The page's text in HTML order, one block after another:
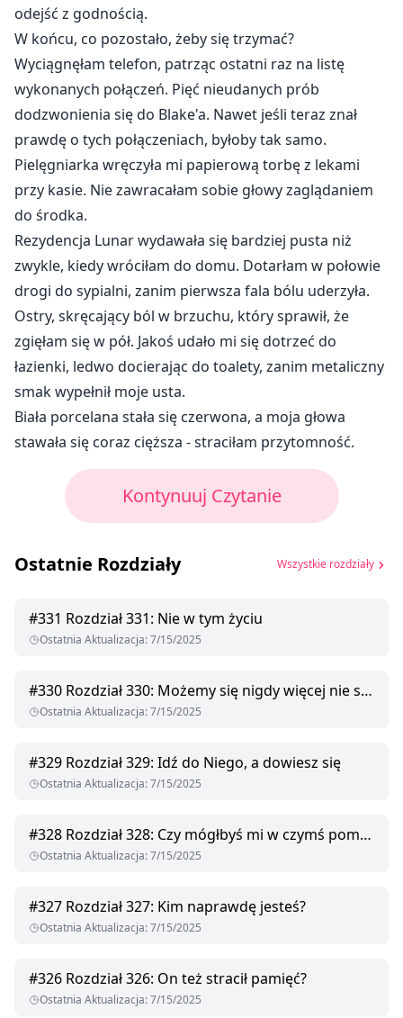
odejść z godnością.
W końcu, co pozostało, żeby się trzymać?
Wyciągnęłam telefon, patrząc ostatni raz na listę
wykonanych połączeń. Pięć nieudanych prób
dodzwonienia się do Blake'a. Nawet jeśli teraz znał
prawdę o tych połączeniach, byłoby tak samo.
Pielęgniarka wręczyła mi papierową torbę z lekami
przy kasie. Nie zawracałam sobie głowy zaglądaniem
do środka.
Rezydencja Lunar wydawała się bardziej pusta niż
zwykle, kiedy wróciłam do domu. Dotarłam w połowie
drogi do sypialni, zanim pierwsza fala bólu uderzyła.
Ostry, skręcający ból w brzuchu, który sprawił, że
zgięłam się w pół. Jakoś udało mi się dotrzeć do
łazienki, ledwo docierając do toalety, zanim metaliczny
smak wypełnił moje usta.
Biała porcelana stała się czerwona, a moja głowa
stawała się coraz cięższa - straciłam przytomność.
Kontynuuj Czytanie
Ostatnie Rozdziały Wszystkie rozdziały
#331 Rozdział 331: Nie w tym życiu
Ostatnia Aktualizacja:7/15/2025
#330 Rozdział 330: Możemy się nigdy więcej nie spotkać
Ostatnia Aktualizacja:7/15/2025
#329 Rozdział 329: Idź do Niego, a dowiesz się
Ostatnia Aktualizacja:7/15/2025
#328 Rozdział 328: Czy mógłbyś mi w czymś pomóc?
Ostatnia Aktualizacja:7/15/2025
#327 Rozdział 327: Kim naprawdę jesteś?
Ostatnia Aktualizacja:7/15/2025
#326 Rozdział 326: On też stracił pamięć?
Ostatnia Aktualizacja:7/15/2025